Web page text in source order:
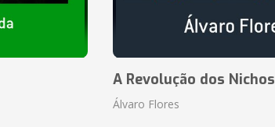
A Revolução dos Nichos
Álvaro Flores